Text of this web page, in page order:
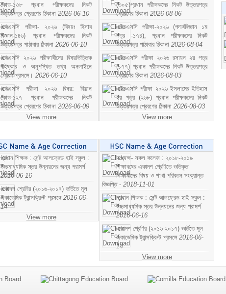
কোড-১৩৮ প্রধান পরীক্ষকদের নিকট
উত্তরপত্র প্রেরণের ঠিকানা 2026-06-10
এসএসসি পরীক্ষা- ২০২৬ (বিষয়ঃ হিসাব
বিজ্ঞান-১৪৬) প্রধান পরীক্ষকদের নিকট
উত্তরপত্র পাঠাবার ঠিকানা 2026-06-10
এসএসসি ২০২৬ পরীক্ষার্থীদের বিষয়ভিত্তিক
বহিষ্কার ও অনুপস্থিত তথ্য অনলাইনে
প্রেরণ প্রসঙ্গে। 2026-06-10
এসএসসি পরীক্ষা ২০২৬ বিষয়: বিঞ্জান
কোড-১২৭ প্রধান পরীক্ষকদের নিকট
উত্তরপত্র প্রেরণের ঠিকানা 2026-06-09
View more
(৩০৫)প্রধান পরীক্ষকদের নিকট উত্তরপত্র
প্রেরণের ঠিকানা 2026-08-06
এইচএসসি পরীক্ষা-২০২৬ (পদার্থবিজ্ঞান ১ম
পত্র -১৭৪), প্রধান পরীক্ষকদের নিকট
উত্তরপত্র পাঠাবার ঠিকানা 2026-08-04
এইচএসসি পরীক্ষা ২০২৬ রসায়ন ২য় পত্র
(১৭৭) প্রধান পরীক্ষকদের নিকট উত্তরপত্র
প্রেরণের ঠিকানা 2026-08-03
এইচএসসি পরীক্ষা ২০২৬ ইসলামের ইতিহাস
২য় পত্র (২৬৮) প্রধান পরীক্ষকদের নিকট
উত্তরপত্র প্রেরণের ঠিকানা 2026-08-03
View more
প্রধান শিক্ষক : সেন্ট আলফ্রেড হাই স্কুল :
উচ্চমাধ্যমিক স্তর উন্নয়নের জন্য পরামর্শ
2016-06-16
একাদশ শ্রেণির (২০১৬-২০১৭) ভর্তিতে মূল
একাডেমিক ট্রান্সক্রিপ্ট প্রসঙ্গে 2016-06-
14
View more
অধ্যক্ষ- সকল কলেজ : ২০১৮-২০১৯
শিক্ষাবষের একাদশ শ্রেণিতে ভতিকৃত
শিক্ষাথীদের বিষয় ও শাখা পরিবতন সংক্রান্ত
বিজ্ঞপ্তি - 2018-11-01
প্রধান শিক্ষক : সেন্ট আলফ্রেড হাই স্কুল :
উচ্চমাধ্যমিক স্তর উন্নয়নের জন্য পরামর্শ
2016-06-16
একাদশ শ্রেণির (২০১৬-২০১৭) ভর্তিতে মূল
একাডেমিক ট্রান্সক্রিপ্ট প্রসঙ্গে 2016-06-
14
View more